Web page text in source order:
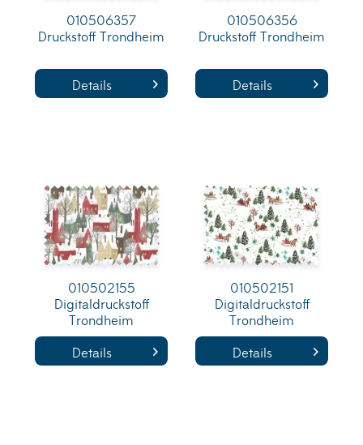
010506357
Druckstoff Trondheim
Details
010506356
Druckstoff Trondheim
Details
010502155
Digitaldruckstoff
Trondheim
Details
010502151
Digitaldruckstoff
Trondheim
Details